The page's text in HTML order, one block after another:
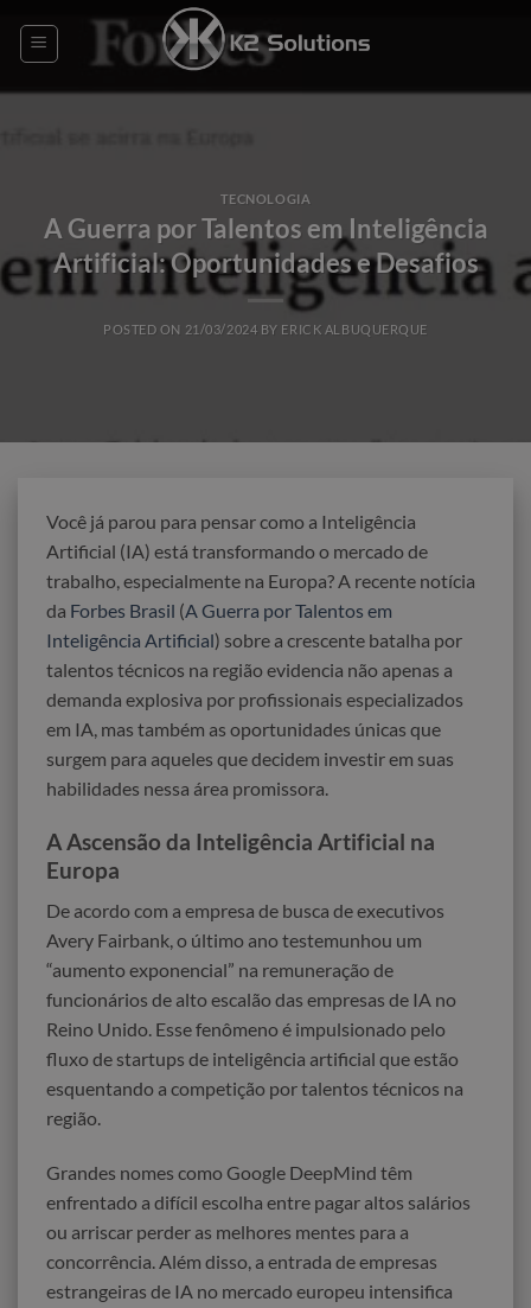
TECNOLOGIA
A Guerra por Talentos em Inteligência
Artificial: Oportunidades e Desafios
POSTED ON 21/03/2024 BY ERICK ALBUQUERQUE
Você já parou para pensar como a Inteligência
Artificial (IA) está transformando o mercado de
trabalho, especialmente na Europa? A recente notícia
da Forbes Brasil (A Guerra por Talentos em
Inteligência Artificial) sobre a crescente batalha por
talentos técnicos na região evidencia não apenas a
demanda explosiva por profissionais especializados
em IA, mas também as oportunidades únicas que
surgem para aqueles que decidem investir em suas
habilidades nessa área promissora.
A Ascensão da Inteligência Artificial na
Europa
De acordo com a empresa de busca de executivos
Avery Fairbank, o último ano testemunhou um
“aumento exponencial” na remuneração de
funcionários de alto escalão das empresas de IA no
Reino Unido. Esse fenômeno é impulsionado pelo
fluxo de startups de inteligência artificial que estão
esquentando a competição por talentos técnicos na
região.
Grandes nomes como Google DeepMind têm
enfrentado a difícil escolha entre pagar altos salários
ou arriscar perder as melhores mentes para a
concorrência. Além disso, a entrada de empresas
estrangeiras de IA no mercado europeu intensifica